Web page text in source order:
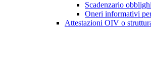
Scadenzario
Oneri informativi
Attestazioni OIV o